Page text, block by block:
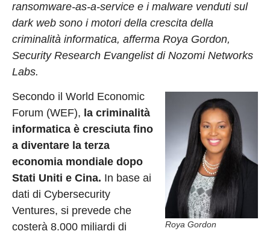
ransomware-as-a-service e i malware venduti sul
dark web sono i motori della crescita della
criminalità informatica, afferma Roya Gordon,
Security Research Evangelist di Nozomi Networks
Labs.
Roya Gordon
Secondo il World Economic
Forum (WEF), la criminalità
informatica è cresciuta fino
a diventare la terza
economia mondiale dopo
Stati Uniti e Cina. In base ai
dati di Cybersecurity
Ventures, si prevede che
costerà 8.000 miliardi di